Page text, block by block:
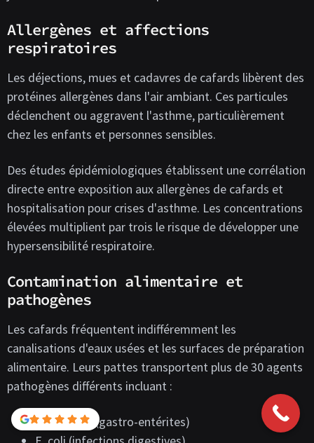
Allergènes et affections
respiratoires
Les déjections, mues et cadavres de cafards libèrent des
protéines allergènes dans l'air ambiant. Ces particules
déclenchent ou aggravent l'asthme, particulièrement
chez les enfants et personnes sensibles.
Des études épidémiologiques établissent une corrélation
directe entre exposition aux allergènes de cafards et
hospitalisation pour crises d'asthme. Les concentrations
élevées multiplient par trois le risque de développer une
hypersensibilité respiratoire.
Contamination alimentaire et
pathogènes
Les cafards fréquentent indifféremment les
canalisations d'eaux usées et les surfaces de préparation
alimentaire. Leurs pattes transportent plus de 30 agents
pathogènes différents incluant :
Salmonella (gastro-entérites)